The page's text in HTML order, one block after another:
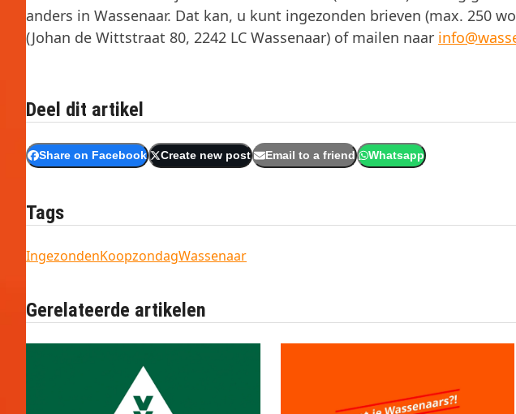
anders in Wassenaar. Dat kan, u kunt ingezonden brieven (max. 250
(Johan de Wittstraat 80, 2242 LC Wassenaar) of mailen naar
Deel dit artikel
Share on Facebook Create new post Email to a friend Whatsapp
Tags
IngezondenKoopzondagWassenaar
Gerelateerde artikelen